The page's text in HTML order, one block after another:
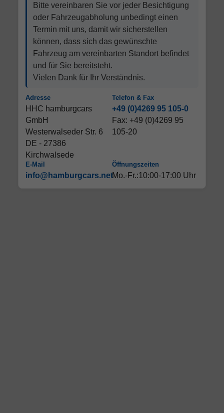
Bitte vereinbaren Sie vor jeder Besichtigung
oder Fahrzeugabholung unbedingt einen
Termin mit uns, damit wir sicherstellen
können, dass sich das gewünschte
Fahrzeug am vereinbarten Standort befindet
und für Sie bereitsteht.
Vielen Dank für Ihr Verständnis.
Adresse
HHC hamburgcars
GmbH
Westerwalseder Str. 6
DE - 27386
Kirchwalsede
Telefon & Fax
+49 (0)4269 95 105-0
Fax: +49 (0)4269 95
105-20
E-Mail
info@hamburgcars.net
Öffnungszeiten
Mo.-Fr.:10:00-17:00 Uhr